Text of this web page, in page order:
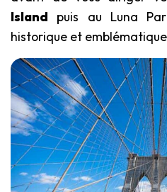
Island puis au Luna
historique et